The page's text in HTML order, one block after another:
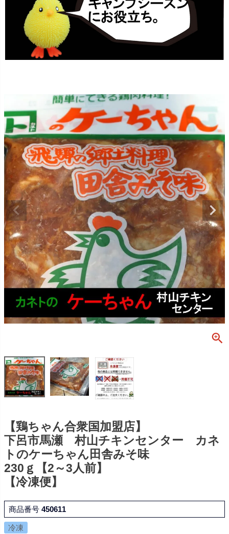
【鶏ちゃん合衆国加盟店】
下呂市馬瀬 村山チキンセンター カネ
トのケーちゃん田舎みそ味
230ｇ【2～3人前】
【冷凍便】
商品番号 450611
冷凍